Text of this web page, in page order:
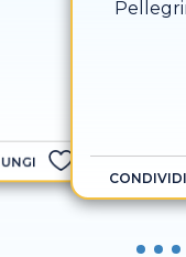
CONDIVIDI